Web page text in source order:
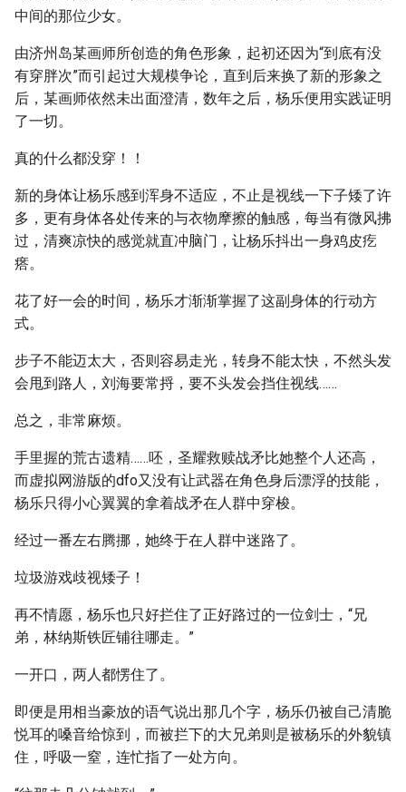
中间的那位少女。
由济州岛某画师所创造的角色形象，起初还因为“到底有没
有穿胖次”而引起过大规模争论，直到后来换了新的形象之
后，某画师依然未出面澄清，数年之后，杨乐便用实践证明
了一切。
真的什么都没穿！！
新的身体让杨乐感到浑身不适应，不止是视线一下子矮了许
多，更有身体各处传来的与衣物摩擦的触感，每当有微风拂
过，清爽凉快的感觉就直冲脑门，让杨乐抖出一身鸡皮疙
瘩。
花了好一会的时间，杨乐才渐渐掌握了这副身体的行动方
式。
步子不能迈太大，否则容易走光，转身不能太快，不然头发
会甩到路人，刘海要常捋，要不头发会挡住视线……
总之，非常麻烦。
手里握的荒古遗精……呸，圣耀救赎战矛比她整个人还高，
而虚拟网游版的dfo又没有让武器在角色身后漂浮的技能，
杨乐只得小心翼翼的拿着战矛在人群中穿梭。
经过一番左右腾挪，她终于在人群中迷路了。
垃圾游戏歧视矮子！
再不情愿，杨乐也只好拦住了正好路过的一位剑士，“兄
弟，林纳斯铁匠铺往哪走。”
一开口，两人都愣住了。
即便是用相当豪放的语气说出那几个字，杨乐仍被自己清脆
悦耳的嗓音给惊到，而被拦下的大兄弟则是被杨乐的外貌镇
住，呼吸一窒，连忙指了一处方向。